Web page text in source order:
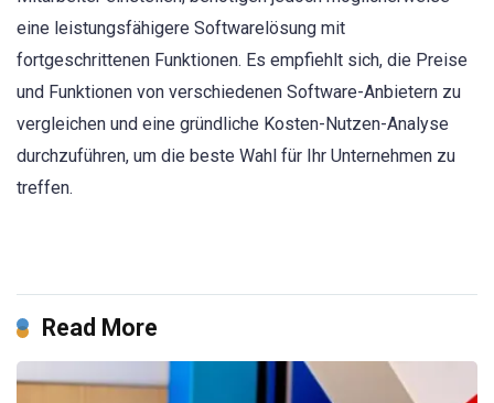
eine leistungsfähigere Softwarelösung mit
fortgeschrittenen Funktionen. Es empfiehlt sich, die Preise
und Funktionen von verschiedenen Software-Anbietern zu
vergleichen und eine gründliche Kosten-Nutzen-Analyse
durchzuführen, um die beste Wahl für Ihr Unternehmen zu
treffen.
Read More